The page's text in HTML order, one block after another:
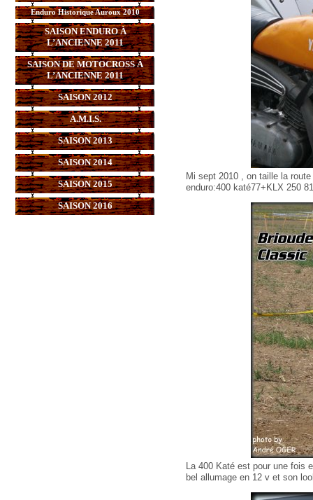
Enduro Historique Auroux 2010
SAISON ENDURO À
L’ANCIENNE 2011
SAISON DE MOTOCROSS À
L’ANCIENNE 2011
SAISON 2012
A.M.I.S.
SAISON 2013
SAISON 2014
SAISON 2015
SAISON 2016
Mi sept 2010 , on taille la
enduro:400 katé77+KLX 250
La 400 Katé est pour une fois
bel allumage en 12 v et son